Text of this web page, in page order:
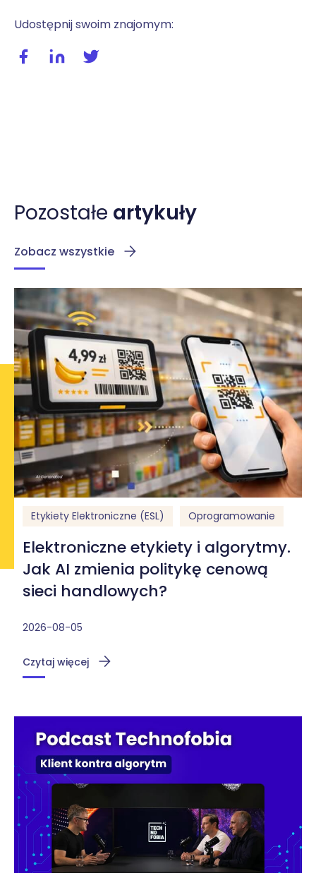
Udostępnij swoim znajomym:
Udostępnij wpis na facebooku
Udostępnij wpis na linkedIn
Pozostałe artykuły
Zobacz wszystkie
Etykiety Elektroniczne (ESL) Oprogramowanie
Elektroniczne etykiety i algorytmy.
Jak AI zmienia politykę cenową
sieci handlowych?
2026-08-05
Czytaj więcej